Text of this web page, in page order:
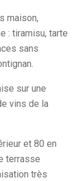
maison,
: tiramisu, tarte
sans
sur une
vins de la
et 80 en
terrasse
très